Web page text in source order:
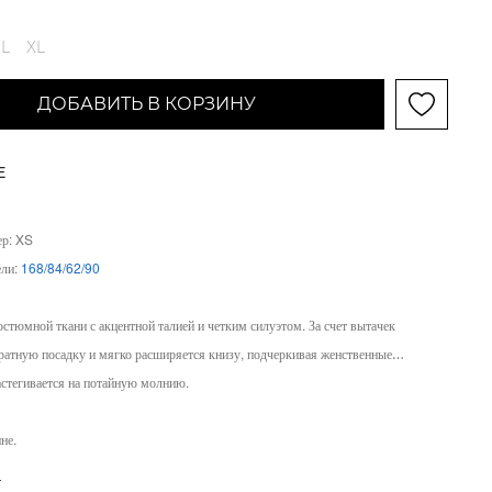
L XL
ДОБАВИТЬ В КОРЗИНУ
XS
168/84/62/90
ткани с акцентной талией и четким силуэтом. За счет вытачек
посадку и мягко расширяется книзу, подчеркивая женственные
на потайную молнию.